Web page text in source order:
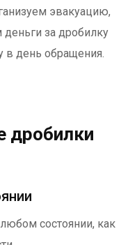
эвакуацию,
за дробилку
в день обращения.
дробилки
состоянии, как